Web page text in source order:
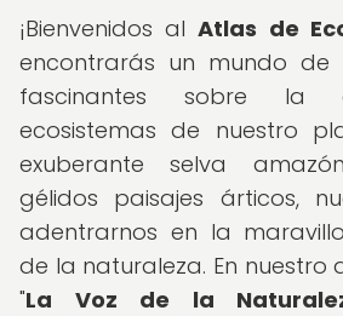
¡Bienvenidos alAtlas de
encontrarás un mundo de
fascinantes sobre la
ecosistemas de nuestro
exuberante selva
gélidos paisajes árticos,
adentrarnos en la
de la naturaleza. En nuestro
"La Voz de la